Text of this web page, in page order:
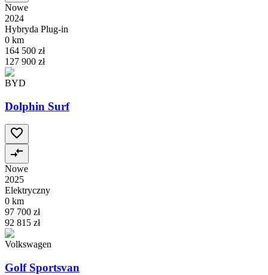
Nowe
2024
Hybryda Plug-in
0 km
164 500 zł
127 900 zł
BYD
Dolphin Surf
Nowe
2025
Elektryczny
0 km
97 700 zł
92 815 zł
Volkswagen
Golf Sportsvan